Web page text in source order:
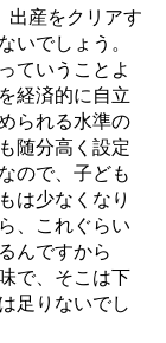
出産をクリアす
でしょう。
ていうことよ
経済的に自立
られる水準の
随分高く設定
ので、子ども
は少なくなり
、これぐらい
んですから
で、そこは下
足りないでし